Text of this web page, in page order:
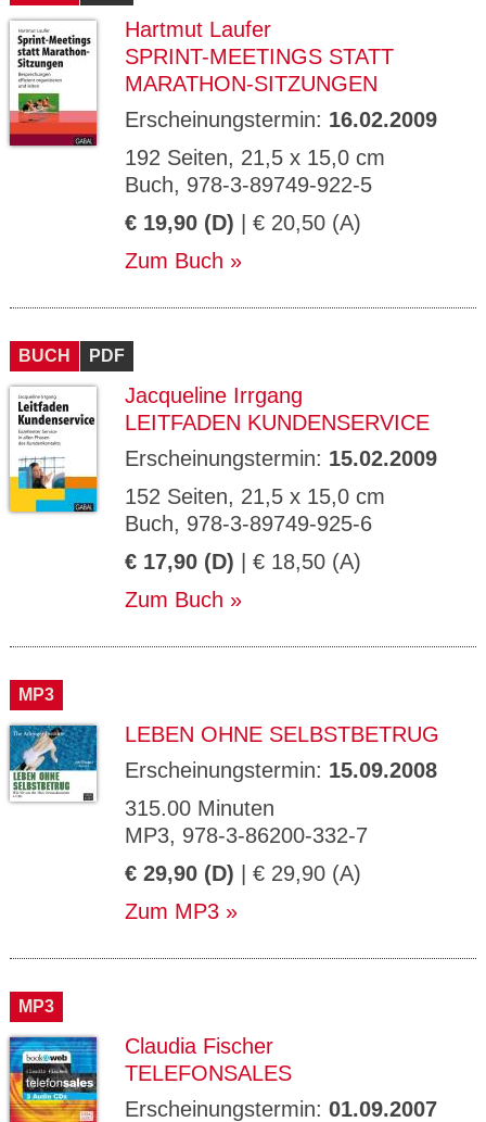
Hartmut Laufer
SPRINT-MEETINGS STATT
MARATHON-SITZUNGEN
Erscheinungstermin: 16.02.2009
192 Seiten, 21,5 x 15,0 cm
Buch, 978-3-89749-922-5
€ 19,90 (D) | € 20,50 (A)
Zum Buch
BUCH PDF
Jacqueline Irrgang
LEITFADEN KUNDENSERVICE
Erscheinungstermin: 15.02.2009
152 Seiten, 21,5 x 15,0 cm
Buch, 978-3-89749-925-6
€ 17,90 (D) | € 18,50 (A)
Zum Buch
MP3
LEBEN OHNE SELBSTBETRUG
Erscheinungstermin: 15.09.2008
315.00 Minuten
MP3, 978-3-86200-332-7
€ 29,90 (D) | € 29,90 (A)
Zum MP3
MP3
Claudia Fischer
TELEFONSALES
Erscheinungstermin: 01.09.2007